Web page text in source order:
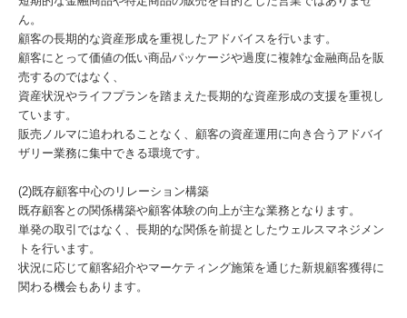
ん。
顧客の長期的な資産形成を重視したアドバイスを行います。
顧客にとって価値の低い商品パッケージや過度に複雑な金融商品を販
売するのではなく、
資産状況やライフプランを踏まえた長期的な資産形成の支援を重視し
ています。
販売ノルマに追われることなく、顧客の資産運用に向き合うアドバイ
ザリー業務に集中できる環境です。
(2)既存顧客中心のリレーション構築
既存顧客との関係構築や顧客体験の向上が主な業務となります。
単発の取引ではなく、長期的な関係を前提としたウェルスマネジメン
トを行います。
状況に応じて顧客紹介やマーケティング施策を通じた新規顧客獲得に
関わる機会もあります。